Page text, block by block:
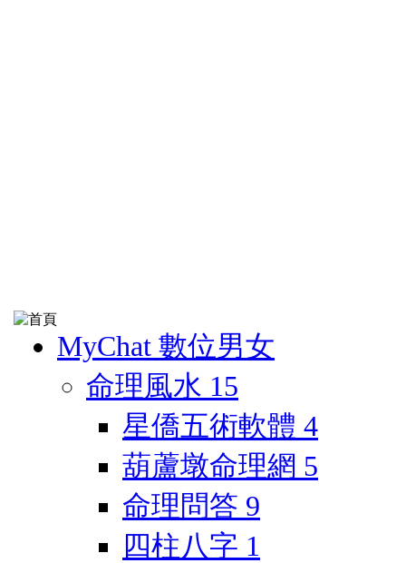
MyChat 數位男女
命理風水 15
星僑五術軟體 4
葫蘆墩命理網 5
命理問答 9
四柱八字 1